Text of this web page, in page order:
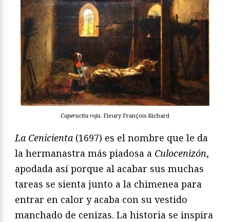
Caperucita roja. Fleury François Richard
La Cenicienta (1697) es el nombre que le da
la hermanastra más piadosa a Culocenizón,
apodada así porque al acabar sus muchas
tareas se sienta junto a la chimenea para
entrar en calor y acaba con su vestido
manchado de cenizas. La historia se inspira